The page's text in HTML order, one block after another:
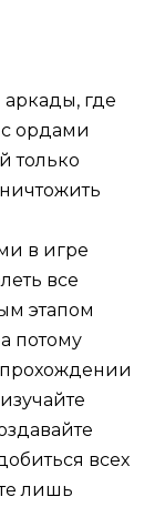
где
ордами
только
в игре
все
этапом
потому
всех
лишь